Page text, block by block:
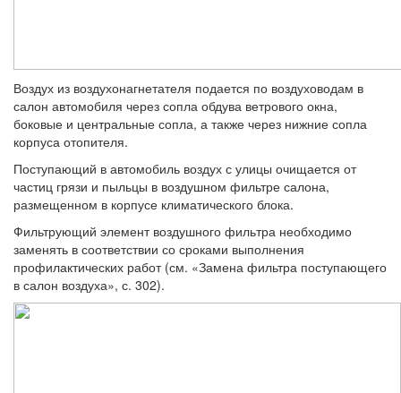
Воздух из воздухонагнетателя подается по воздуховодам в
салон автомобиля через сопла обдува ветрового окна,
боковые и центральные сопла, а также через нижние сопла
корпуса отопителя.
Поступающий в автомобиль воздух с ули­цы очищается от
частиц грязи и пыльцы в воздушном фильтре салона,
размещенном в корпусе климатического блока.
Фильтрующий элемент воздушного филь­тра необходимо
заменять в соответствии со сроками выполнения
профилактических ра­бот (см. «Замена фильтра поступающего
в салон воздуха», с. 302).